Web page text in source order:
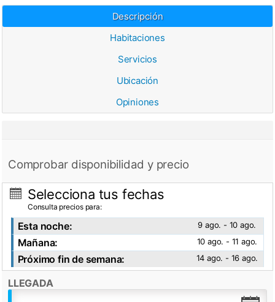
Descripción
Habitaciones
Servicios
Ubicación
Opiniones
Comprobar disponibilidad y precio
Selecciona tus fechas
Consulta precios para:
Esta noche: 9 ago. - 10 ago.
Mañana: 10 ago. - 11 ago.
Próximo fin de semana: 14 ago. - 16 ago.
LLEGADA